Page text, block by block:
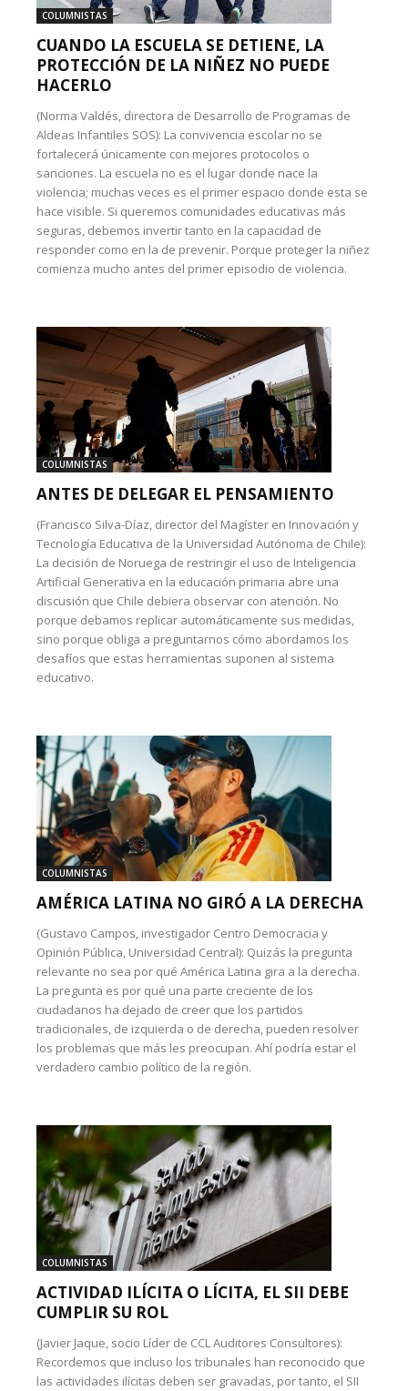
COLUMNISTAS
CUANDO LA ESCUELA SE DETIENE, LA
PROTECCIÓN DE LA NIÑEZ NO PUEDE
HACERLO
(Norma Valdés, directora de Desarrollo de Programas de
Aldeas Infantiles SOS): La convivencia escolar no se
fortalecerá únicamente con mejores protocolos o
sanciones. La escuela no es el lugar donde nace la
violencia; muchas veces es el primer espacio donde esta se
hace visible. Si queremos comunidades educativas más
seguras, debemos invertir tanto en la capacidad de
responder como en la de prevenir. Porque proteger la niñez
comienza mucho antes del primer episodio de violencia.
COLUMNISTAS
ANTES DE DELEGAR EL PENSAMIENTO
(Francisco Silva-Díaz, director del Magíster en Innovación y
Tecnología Educativa de la Universidad Autónoma de Chile):
La decisión de Noruega de restringir el uso de Inteligencia
Artificial Generativa en la educación primaria abre una
discusión que Chile debiera observar con atención. No
porque debamos replicar automáticamente sus medidas,
sino porque obliga a preguntarnos cómo abordamos los
desafíos que estas herramientas suponen al sistema
educativo.
COLUMNISTAS
AMÉRICA LATINA NO GIRÓ A LA DERECHA
(Gustavo Campos, investigador Centro Democracia y
Opinión Pública, Universidad Central): Quizás la pregunta
relevante no sea por qué América Latina gira a la derecha.
La pregunta es por qué una parte creciente de los
ciudadanos ha dejado de creer que los partidos
tradicionales, de izquierda o de derecha, pueden resolver
los problemas que más les preocupan. Ahí podría estar el
verdadero cambio político de la región.
COLUMNISTAS
ACTIVIDAD ILÍCITA O LÍCITA, EL SII DEBE
CUMPLIR SU ROL
(Javier Jaque, socio Líder de CCL Auditores Consultores):
Recordemos que incluso los tribunales han reconocido que
las actividades ilícitas deben ser gravadas, por tanto, el SII